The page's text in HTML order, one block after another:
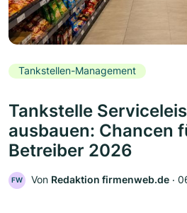
Tankstellen-Management
Tankstelle
ausbauen: Chancen
Betreiber 2026
FW Von Redaktion firmenweb.de ‧